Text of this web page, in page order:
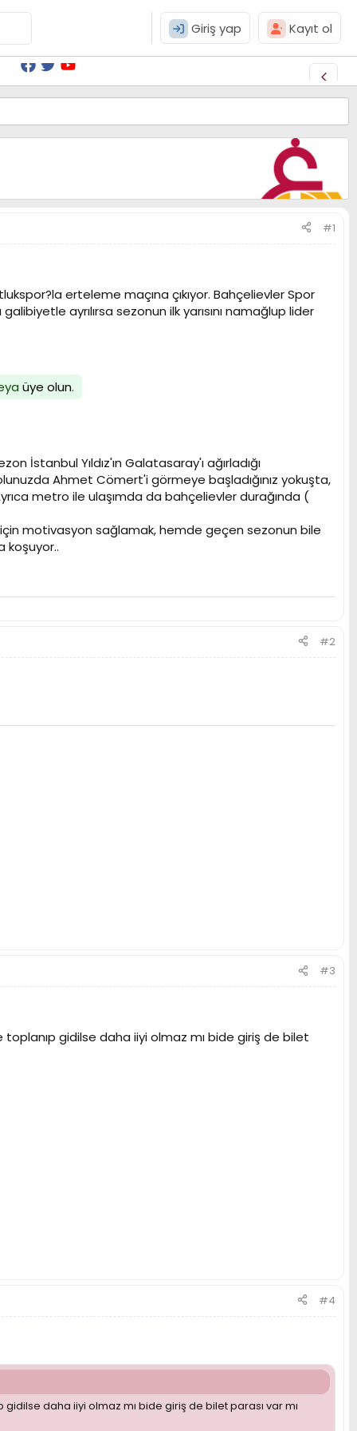
Giriş yap Kayıt ol
#1
erteleme maçına çıkıyor. Bahçelievler Spor
ayrılırsa sezonun ilk yarısını namağlup lider
üye olun.
İstanbul Yıldız'ın Galatasaray'ı ağırladığı
Ahmet Cömert'i görmeye başladığınız yokuşta,
metro ile ulaşımda da bahçelievler durağında (
motivasyon sağlamak, hemde geçen sezonun bile
koşuyor..
#2
#3
gidilse daha iiyi olmaz mı bide giriş de bilet
#4
daha iiyi olmaz mı bide giriş de bilet parası var mı